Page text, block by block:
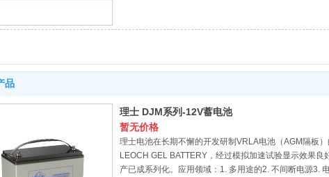
品
理士 DJM系列-12V蓄电池
暂无价格
理士电池在长期不懈的开发研制VRLA电池（AGM隔板
LEOCH GEL BATTERY，经过模拟加速试验显示效果
产已成系列化。应用领域：1. 多用途的2. 不间断电源3.